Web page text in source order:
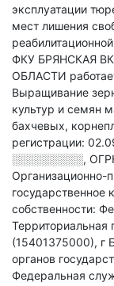
эксплуатации
мест лишения
ФКУ БРЯНСКАЯ
ОБЛАСТИ
Выращивание
культур и семян
бахчевых,
регистрации:
░░░░░░░░░,
Организационно-
государственное
собственности:
Территориальная
(15401375000), г
органов
Федеральная